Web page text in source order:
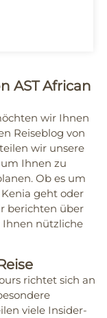
AST African
wir Ihnen
Reiseblog von
wir unsere
Ihnen zu
Ob es um
geht oder
berichten über
Ihnen nützliche
richtet sich an
viele Insider-